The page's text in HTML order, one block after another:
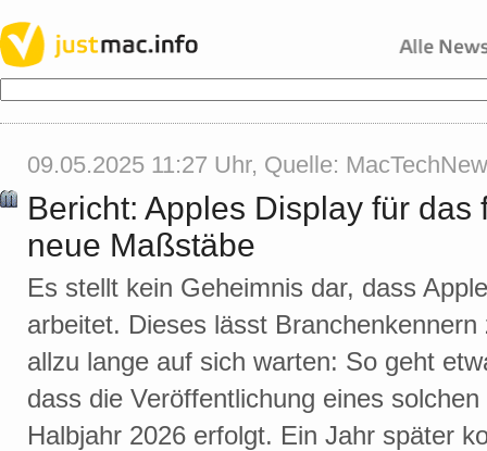
09.05.2025 11:27 Uhr, Quelle:
Bericht: Apples Display für das
neue Maßstäbe
Es stellt kein Geheimnis dar, dass
arbeitet. Dieses lässt
allzu lange auf sich warten: So geht
dass die Veröffentlichung eines
Halbjahr 2026 erfolgt. Ein Jahr später